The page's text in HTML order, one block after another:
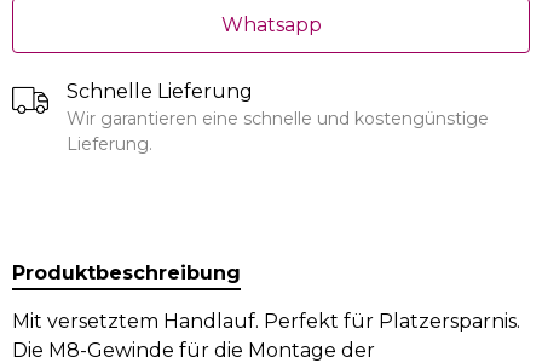
Whatsapp
Schnelle Lieferung
Wir garantieren eine schnelle und kostengünstige
Lieferung.
Produktbeschreibung
Mit versetztem Handlauf. Perfekt für Platzersparnis.
Die M8-Gewinde für die Montage der